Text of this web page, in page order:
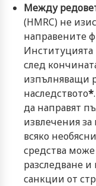
Между
(HMRC) не
направените
Институцията
след
изпълняващи
наследството*
да направят
извлечения
всяко
средства
разследване
санкции от